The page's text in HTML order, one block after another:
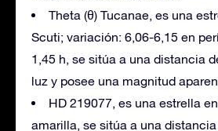
Theta (θ) Tucanae, es una
Scuti; variación: 6,06-6,15 en
1,45 h, se sitúa a una distancia
luz y posee una magnitud
HD 219077, es una estrella
amarilla, se sitúa a una